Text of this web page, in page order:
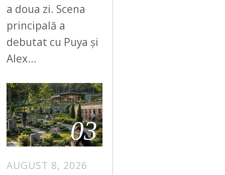
a doua zi. Scena
principală a
debutat cu Puya și
Alex…
03
AUGUST 8, 2026